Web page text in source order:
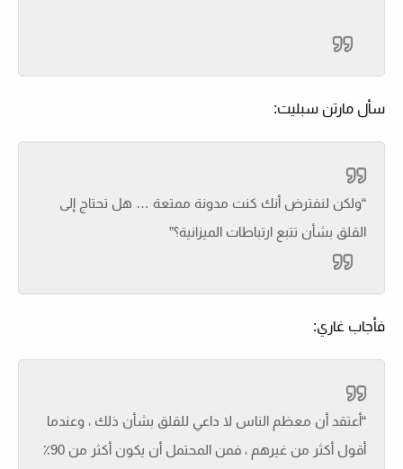
سأل مارتن سبليت:
“ولكن لنفترض أنك كنت مدونة ممتعة … هل تحتاج إلى
القلق بشأن تتبع ارتباطات الميزانية؟”
فأجاب غاري:
“أعتقد أن معظم الناس لا داعي للقلق بشأن ذلك ، وعندما
أقول أكثر من غيرهم ، فمن المحتمل أن يكون أكثر من 90٪